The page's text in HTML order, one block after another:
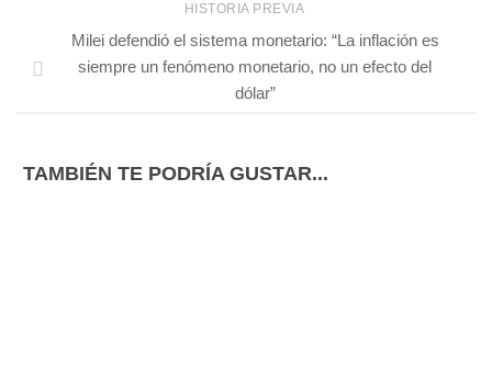
HISTORIA PREVIA
Milei defendió el sistema monetario: “La inflación es
siempre un fenómeno monetario, no un efecto del
dólar”
TAMBIÉN TE PODRÍA GUSTAR...